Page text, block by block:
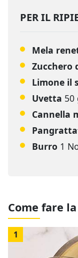
PER IL
Mela
Zucchero
Limone il
Uvetta 50
Cannella
Burro 1
Come fare
1